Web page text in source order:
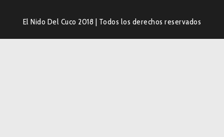
El Nido Del Cuco 2018 | Todos los derechos reservados